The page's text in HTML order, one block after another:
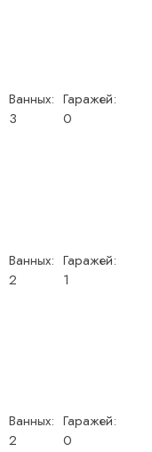
Ванных:
3
Гаражей:
0
Ванных:
2
Гаражей:
1
Ванных:
2
Гаражей:
0